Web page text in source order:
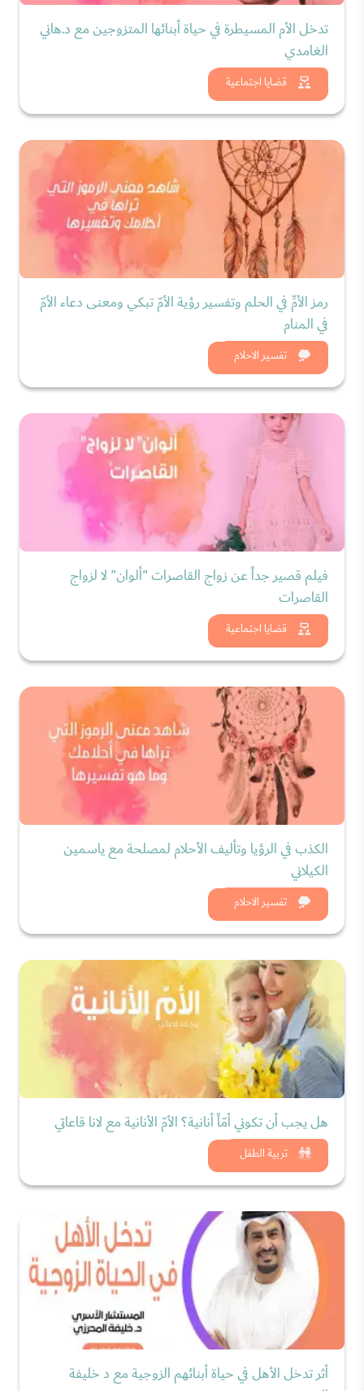
قضايا اجتماعية
تدخل الأم المسيطرة في حياة أبنائها المتزوجين مع د.هاني
الغامدي
شاهد الان
تفسير الاحلام
رمز الأمِّ في الحلم وتفسير رؤية الأمّ تبكي ومعنى دعاء الأمّ
في المنام
شاهد الان
قضايا اجتماعية
فيلم قصير جداً عن زواج القاصرات "ألوان" لا لزواج
القاصرات
شاهد الان
تفسير الاحلام
الكذب في الرؤيا وتأليف الأحلام لمصلحة مع ياسمين
الكيلاني
شاهد الان
تربية الطفل
هل يجب أن تكوني أمّاً أنانية؟ الأمّ الأنانية مع لانا قاعاتي
شاهد الان
أثر تدخل الأهل في حياة أبنائهم الزوجية مع د خليفة